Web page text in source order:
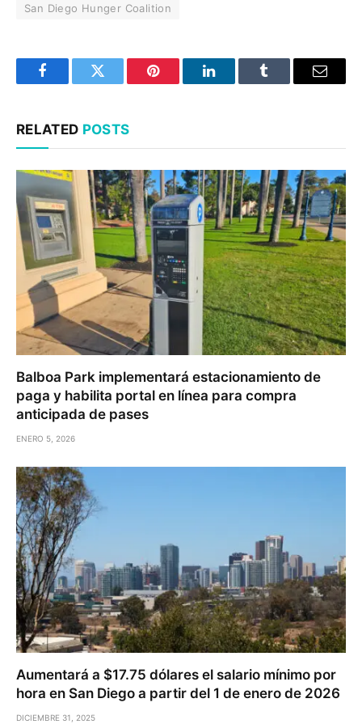
San Diego Hunger Coalition
FacebookTwitter Pinterest LinkedInTumblr Email
RELATED POSTS
Balboa Park implementará estacionamiento de
paga y habilita portal en línea para compra
anticipada de pases
ENERO 5, 2026
Aumentará a $17.75 dólares el salario mínimo por
hora en San Diego a partir del 1 de enero de 2026
DICIEMBRE 31, 2025